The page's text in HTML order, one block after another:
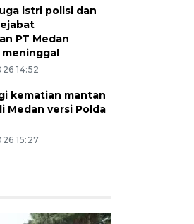
istri polisi dan
PT Medan
14:52
kematian mantan
Medan versi Polda
15:27